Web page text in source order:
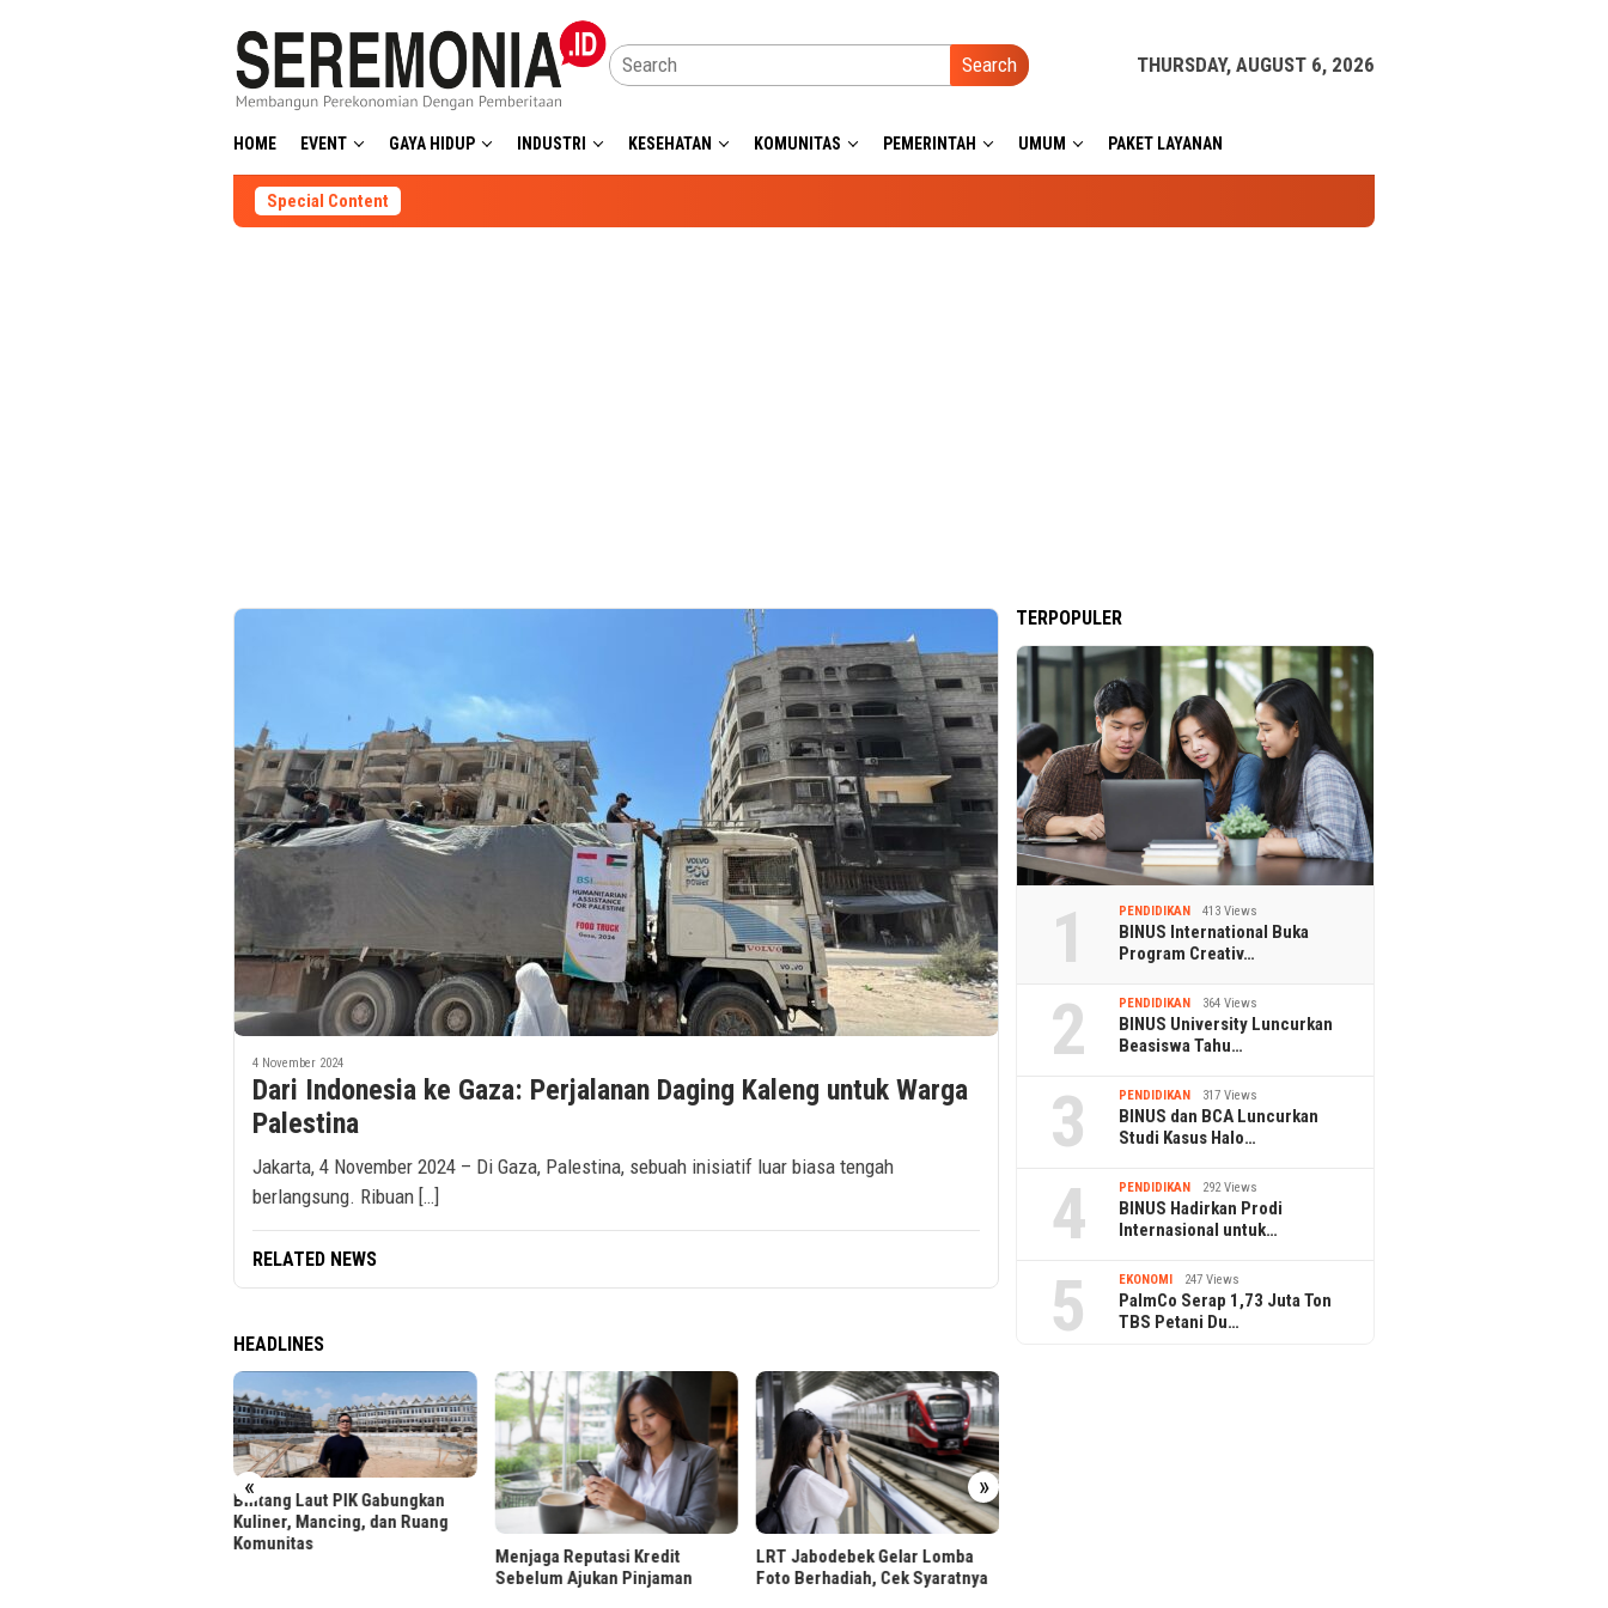
Search THURSDAY, AUGUST 6, 2026
HOME EVENT GAYA HIDUP INDUSTRI KESEHATAN KOMUNITAS PEMERINTAH UMUM PAKET LAYANAN
Special Content
4 November 2024
Dari Indonesia ke Gaza: Perjalanan Daging Kaleng untuk Warga
Palestina
Jakarta, 4 November 2024 – Di Gaza, Palestina, sebuah inisiatif luar biasa tengah
berlangsung. Ribuan […]
RELATED NEWS
HEADLINES
« »
Bintang Laut PIK Gabungkan
Kuliner, Mancing, dan Ruang
Komunitas
Menjaga Reputasi Kredit
Sebelum Ajukan Pinjaman
LRT Jabodebek Gelar Lomba
Foto Berhadiah, Cek Syaratnya
TERPOPULER
1 PENDIDIKAN 413 Views
BINUS International Buka
Program Creativ…
2 PENDIDIKAN 364 Views
BINUS University Luncurkan
Beasiswa Tahu…
3 PENDIDIKAN 317 Views
BINUS dan BCA Luncurkan
Studi Kasus Halo…
4 PENDIDIKAN 292 Views
BINUS Hadirkan Prodi
Internasional untuk…
5 EKONOMI 247 Views
PalmCo Serap 1,73 Juta Ton
TBS Petani Du…